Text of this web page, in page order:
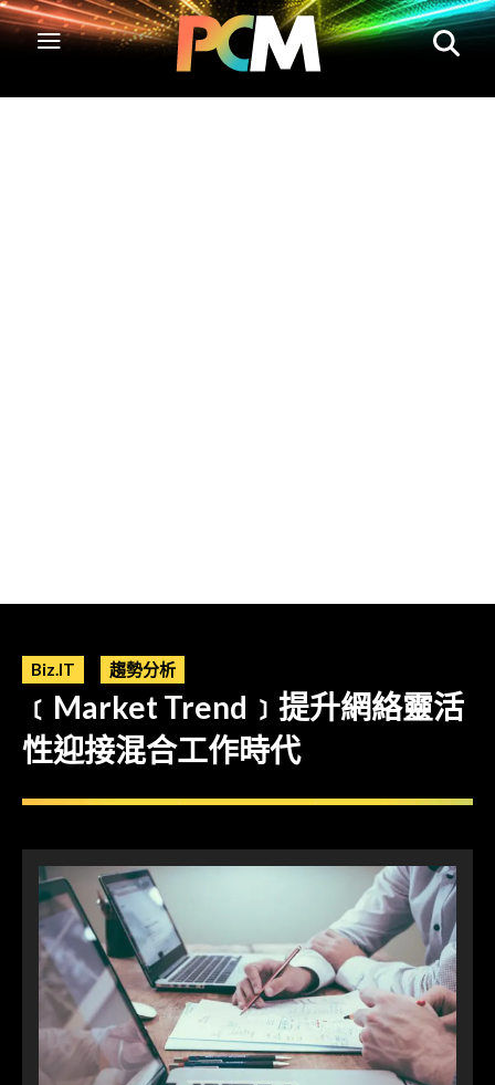
Biz.IT 趨勢分析
﹝Market Trend﹞提升網絡靈活
性迎接混合工作時代